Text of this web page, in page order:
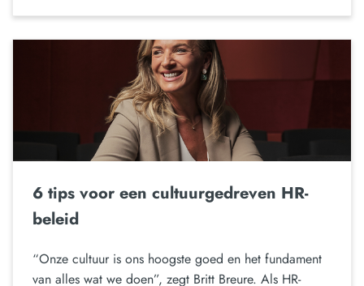
6 tips voor een cultuurgedreven HR-
beleid
“Onze cultuur is ons hoogste goed en het fundament
van alles wat we doen”, zegt Britt Breure. Als HR-